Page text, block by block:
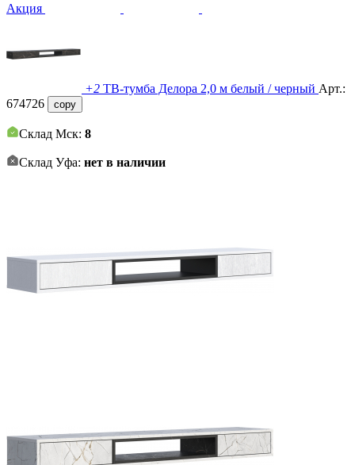
Акция
+2 ТВ-тумба Делора 2,0 м белый / черный Арт.:
674726
copy
Склад Мск: 8
Склад Уфа: нет в наличии